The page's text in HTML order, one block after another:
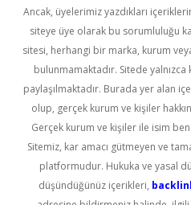
Ancak, üyelerimiz yazdıkları
siteye üye olarak bu sorumluluğu
sitesi, herhangi bir marka, kurum
bulunmamaktadır. Sitede yalnızca
paylaşılmaktadır. Burada yer alan
olup, gerçek kurum ve kişiler
Gerçek kurum ve kişiler ile isim
Sitemiz, kar amacı gütmeyen ve
platformudur. Hukuka ve yasal
düşündüğünüz içerikleri,